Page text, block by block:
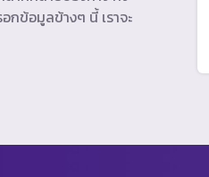
กข้อมูลข้างๆ นี้ เราจะ